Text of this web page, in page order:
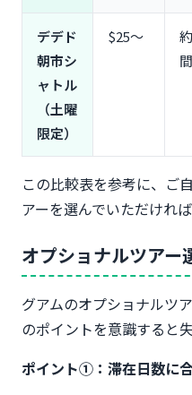
デデド
朝市シ
ャトル
（土曜
限定）
$25〜
間
この比較表を参考に、ご
アーを選んでいただければ
オプショナルツアー
グアムのオプショナルツ
のポイントを意識すると
ポイント①：滞在日数に